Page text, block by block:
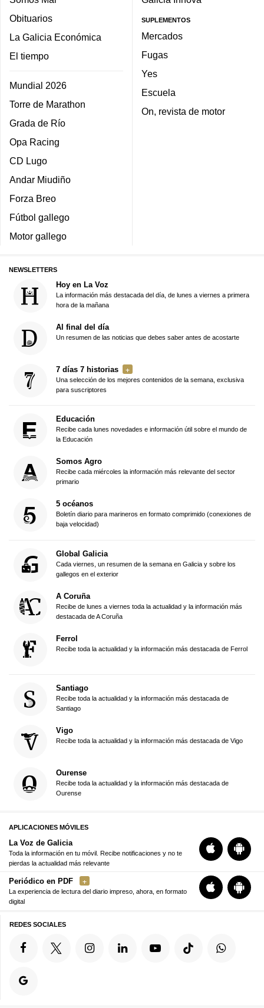
Obituarios
La Galicia Económica
El tiempo
Mundial 2026
Torre de Marathon
Grada de Río
Opa Racing
CD Lugo
Andar Miudiño
Forza Breo
Fútbol gallego
Motor gallego
SUPLEMENTOS
Mercados
Fugas
Yes
Escuela
On, revista de motor
NEWSLETTERS
Hoy en La Voz
La información más destacada del día, de lunes a viernes a primera
hora de la mañana
Al final del día
Un resumen de las noticias que debes saber antes de acostarte
7 días 7 historias
Una selección de los mejores contenidos de la semana, exclusiva
para suscriptores
Educación
Recibe cada lunes novedades e información útil sobre el mundo de
la Educación
Somos Agro
Recibe cada miércoles la información más relevante del sector
primario
5 océanos
Boletín diario para marineros en formato comprimido (conexiones de
baja velocidad)
Global Galicia
Cada viernes, un resumen de la semana en Galicia y sobre los
gallegos en el exterior
A Coruña
Recibe de lunes a viernes toda la actualidad y la información más
destacada de A Coruña
Ferrol
Recibe toda la actualidad y la información más destacada de Ferrol
Santiago
Recibe toda la actualidad y la información más destacada de
Santiago
Vigo
Recibe toda la actualidad y la información más destacada de Vigo
Ourense
Recibe toda la actualidad y la información más destacada de
Ourense
APLICACIONES MÓVILES
La Voz de Galicia
Toda la información en tu móvil. Recibe notificaciones y no te
pierdas la actualidad más relevante
Periódico en PDF
La experiencia de lectura del diario impreso, ahora, en formato
digital
REDES SOCIALES